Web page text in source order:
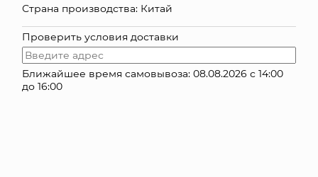
Страна производства: Китай
Проверить условия доставки
Ближайшее время самовывоза: 08.08.2026 с 14:00
до 16:00